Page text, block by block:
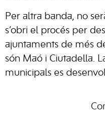
Per altra banda, no
s’obri el procés per
ajuntaments de més
són Maó i Ciutadella.
municipals es